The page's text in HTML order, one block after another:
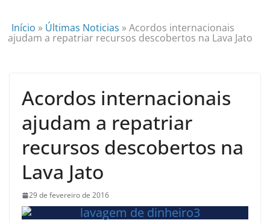
Início » Últimas Noticias »Acordos internacionais
ajudam a repatriar recursos descobertos na Lava Jato
Acordos internacionais
ajudam a repatriar
recursos descobertos na
Lava Jato
29 de fevereiro de 2016